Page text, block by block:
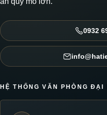
0932
HỆ THỐNG VĂN PHÒNG ĐẠI